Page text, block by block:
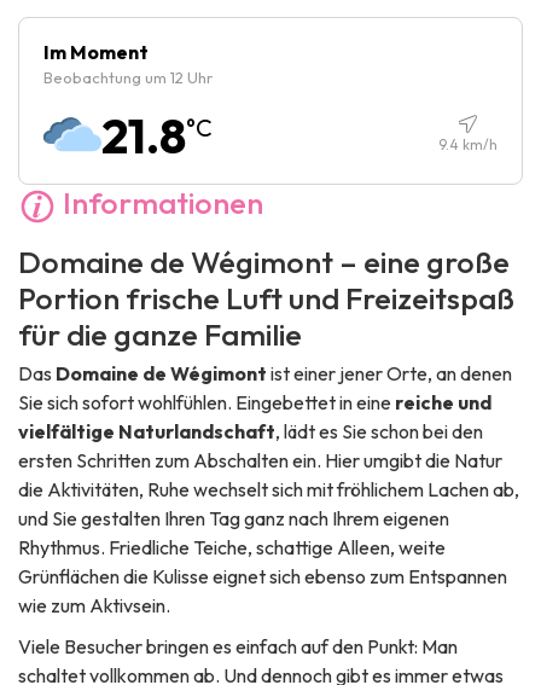
Freitag :10:00
Samstag :
Sonntag :
10:00-19:00
Im Moment
Beobachtung um 12 Uhr
21.8°C
9.4 km/h
Informationen
Domaine de Wégimont – eine große
Portion frische Luft und Freizeitspaß
für die ganze Familie
Das Domaine de Wégimont ist einer jener Orte, an denen
Sie sich sofort wohlfühlen. Eingebettet in eine reiche und
vielfältige Naturlandschaft, lädt es Sie schon bei den
ersten Schritten zum Abschalten ein. Hier umgibt die Natur
die Aktivitäten, Ruhe wechselt sich mit fröhlichem Lachen ab,
und Sie gestalten Ihren Tag ganz nach Ihrem eigenen
Rhythmus. Friedliche Teiche, schattige Alleen, weite
Grünflächen die Kulisse eignet sich ebenso zum Entspannen
wie zum Aktivsein.
Viele Besucher bringen es einfach auf den Punkt: Man
schaltet vollkommen ab. Und dennoch gibt es immer etwas